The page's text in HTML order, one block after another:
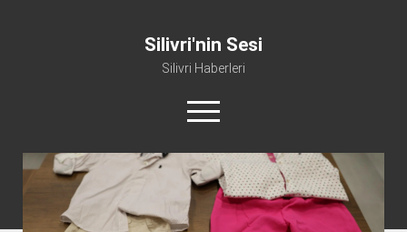
Silivri'nin Sesi
Silivri Haberleri
m
e
ü
y
ü
a
ç
facebook youtube silivri@silivrininsesi1.com whatsapp
Manifesto